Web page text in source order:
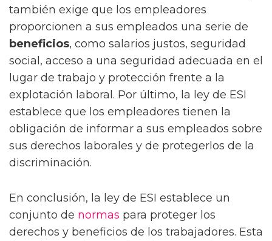
también exige que los empleadores
proporcionen a sus empleados una serie de
beneficios, como salarios justos, seguridad
social, acceso a una seguridad adecuada en el
lugar de trabajo y protección frente a la
explotación laboral. Por último, la ley de ESI
establece que los empleadores tienen la
obligación de informar a sus empleados sobre
sus derechos laborales y de protegerlos de la
discriminación.
En conclusión, la ley de ESI establece un
conjunto de normas para proteger los
derechos y beneficios de los trabajadores. Esta